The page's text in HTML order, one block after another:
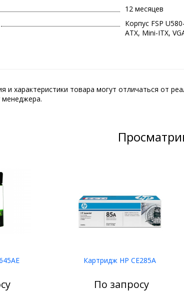
12 месяцев
Корпус FSP
ATX, Mini-ITX,
и характеристики товара могут отличаться от
Картридж HP CE285A
По запросу